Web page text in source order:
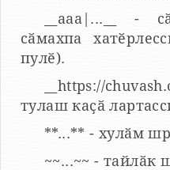
__aaa|...__ -
сӑмахпа
пулӗ).
__https://
тулаш каҫӑ
**...** - хулӑм
~~...~~ - тайлӑк